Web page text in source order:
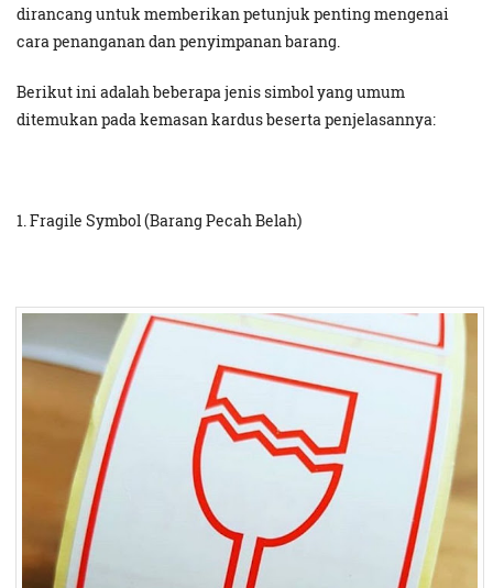
dirancang untuk memberikan petunjuk penting mengenai
cara penanganan dan penyimpanan barang.
Berikut ini adalah beberapa jenis simbol yang umum
ditemukan pada kemasan kardus beserta penjelasannya:
1. Fragile Symbol (Barang Pecah Belah)